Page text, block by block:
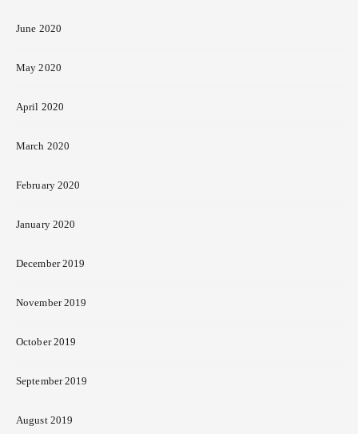
June 2020
May 2020
April 2020
March 2020
February 2020
January 2020
December 2019
November 2019
October 2019
September 2019
August 2019